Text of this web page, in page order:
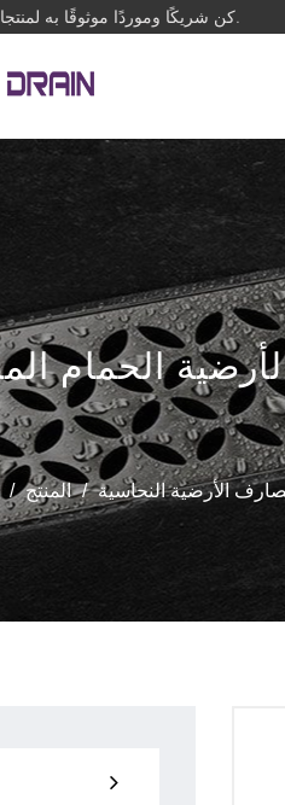
/ المنتج / الأرضية النحاسية